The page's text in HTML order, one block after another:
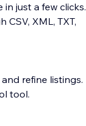
just a few clicks.
XML, TXT,
refine listings.
tool.